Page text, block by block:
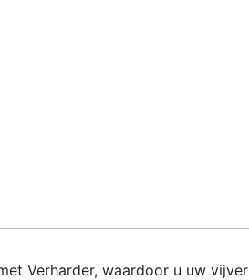
Verharder, waardoor u uw vijver